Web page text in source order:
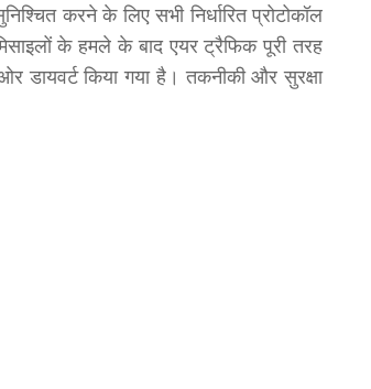
करने के लिए सभी निर्धारित प्रोटोकॉल
के हमले के बाद एयर ट्रैफिक पूरी तरह
डायवर्ट किया गया है। तकनीकी और सुरक्षा